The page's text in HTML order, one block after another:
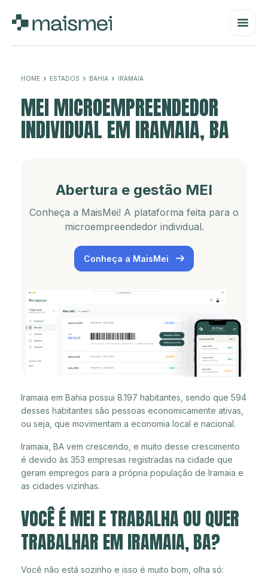
HOME ESTADOS BAHIA IRAMAIA
MEI MICROEMPREENDEDOR
INDIVIDUAL EM IRAMAIA, BA
Abertura e gestão MEI
Conheça a MaisMei! A plataforma feita para o
microempreendedor individual.
Conheça a MaisMei
Iramaia em Bahia possui 8.197 habitantes, sendo que 594
desses habitantes são pessoas economicamente ativas,
ou seja, que movimentam a economia local e nacional.
Iramaia, BA vem crescendo, e muito desse crescimento
é devido às 353 empresas registradas na cidade que
geram empregos para a própria população de Iramaia e
as cidades vizinhas.
VOCÊ É MEI E TRABALHA OU QUER
TRABALHAR EM IRAMAIA, BA?
Você não está sozinho e isso é muito bom, olha só: